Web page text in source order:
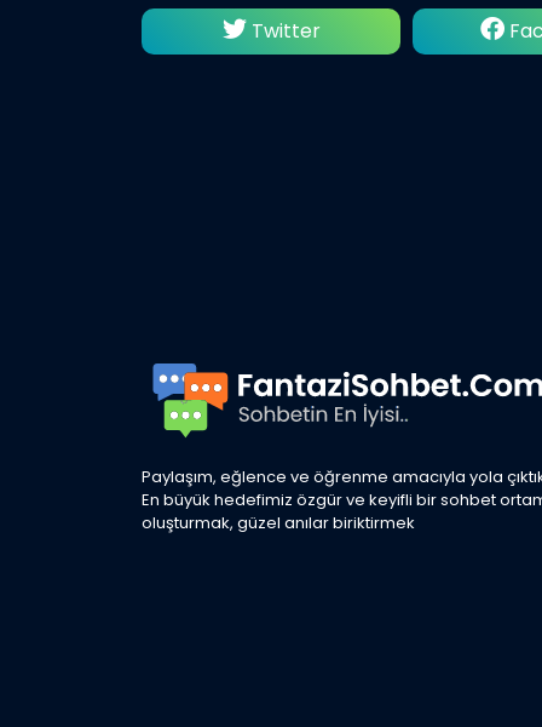
Facebook
Paylaşım, eğlence ve öğrenme amacıyla yola
En büyük hedefimiz özgür ve keyifli bir sohbet
oluşturmak, güzel anılar biriktirmek